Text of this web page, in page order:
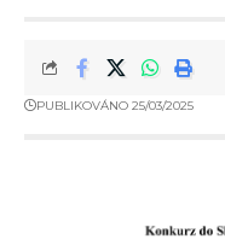
PUBLIKOVÁNO 25/03/2025